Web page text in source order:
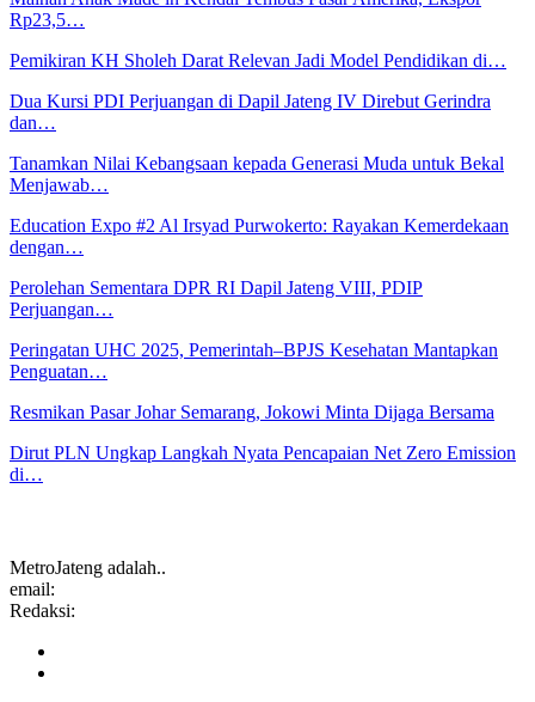
Rp23,5…
Pemikiran KH Sholeh Darat Relevan Jadi Model Pendidikan di…
Dua Kursi PDI Perjuangan di Dapil Jateng IV Direbut Gerindra
dan…
Tanamkan Nilai Kebangsaan kepada Generasi Muda untuk Bekal
Menjawab…
Education Expo #2 Al Irsyad Purwokerto: Rayakan Kemerdekaan
dengan…
Perolehan Sementara DPR RI Dapil Jateng VIII, PDIP
Perjuangan…
Peringatan UHC 2025, Pemerintah–BPJS Kesehatan Mantapkan
Penguatan…
Resmikan Pasar Johar Semarang, Jokowi Minta Dijaga Bersama
Dirut PLN Ungkap Langkah Nyata Pencapaian Net Zero Emission
di…
MetroJateng adalah..
email:
Redaksi: